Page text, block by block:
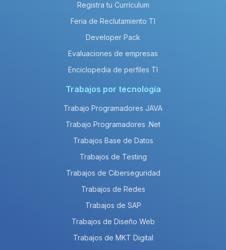
Registra tu Currículum
Feria de Reclutamiento TI
Developer Pack
Evaluaciones de empresas
Enciclopedia de perfiles TI
Trabajos por tecnología
Trabajo Programadores JAVA
Trabajo Programadores .Net
Trabajos Base de Datos
Trabajos de Testing
Trabajos de Ciberseguridad
Trabajos de Redes
Trabajos de SAP
Trabajos de Diseño Web
Trabajos de MKT Digital